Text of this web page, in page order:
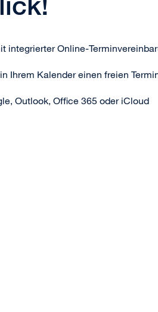
integrierter Online-
Ihrem Kalender einen freien
Outlook, Office 365 oder iCloud